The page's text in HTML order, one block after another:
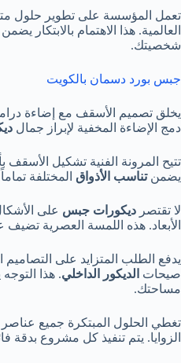
تعمل المؤسسة على تطوير حلول
العالمية. هذا الاهتمام بالابتكار
شخصيتك.
جبس بورد دسمان بالكويت
يخلق تصميم الأسقف مع إضاءة
دمج الإضاءة المخفية لإبراز جمال
تتيح المرونة الفنية تشكيل الأسقف
يضمنتناسب الأذواق المختلفة
لا تقتصر ديكورات جبس على
الأبعاد. هذه اللمسة العصرية تضيف
يدفع الطلب المتزايد على
صيحات الديكور الداخلي. هذا
مساحتك.
تغطي الحلول المبتكرة جميع
الزوايا. يتم تنفيذ كل مشروع بدقة